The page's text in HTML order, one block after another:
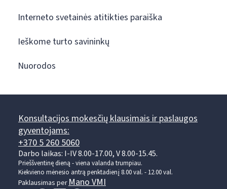
Interneto svetainės atitikties paraiška
Ieškome turto savininkų
Nuorodos
Konsultacijos mokesčių klausimais ir paslaugos
gyventojams:
+370 5 260 5060
Darbo laikas: I-IV 8.00-17.00, V 8.00-15.45.
Prieššventinę dieną - viena valanda trumpiau.
Kiekvieno mėnesio antrą penktadienį 8.00 val. - 12.00 val.
Paklausimas perMano VMI